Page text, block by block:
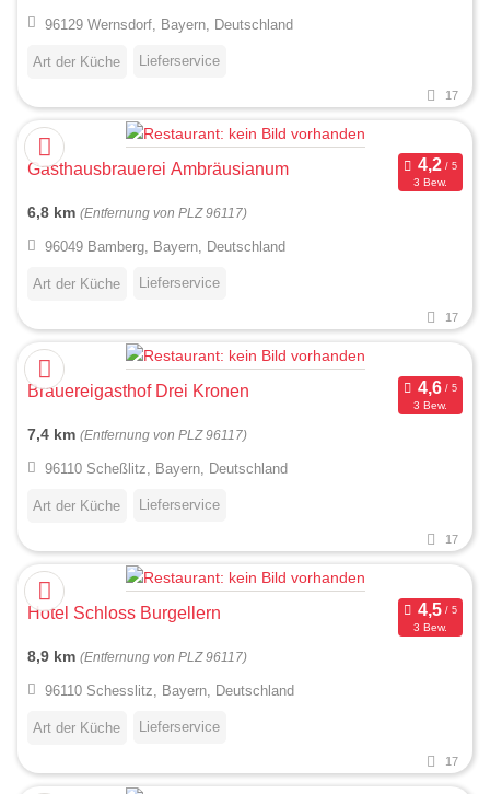
96129 Wernsdorf, Bayern, Deutschland
Art der Küche Lieferservice
17
Gasthausbrauerei Ambräusianum
3 Bew.
6,8 km (Entfernung von PLZ 96117)
96049 Bamberg, Bayern, Deutschland
Art der Küche Lieferservice
17
Brauereigasthof Drei Kronen
3 Bew.
7,4 km (Entfernung von PLZ 96117)
96110 Scheßlitz, Bayern, Deutschland
Art der Küche Lieferservice
17
Hotel Schloss Burgellern
3 Bew.
8,9 km (Entfernung von PLZ 96117)
96110 Schesslitz, Bayern, Deutschland
Art der Küche Lieferservice
17